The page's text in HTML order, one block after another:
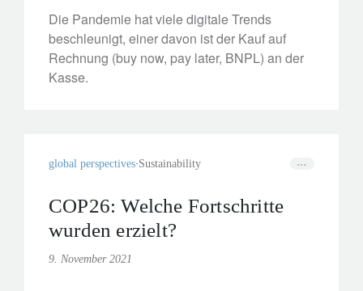
Die Pandemie hat viele digitale Trends
beschleunigt, einer davon ist der Kauf auf
Rechnung (buy now, pay later, BNPL) an der
Kasse.
global perspectives Sustainability
COP26: Welche Fortschritte
wurden erzielt?
9. November 2021